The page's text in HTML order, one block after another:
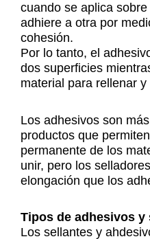
cuando se aplica
adhiere a otra por
cohesión.
Por lo tanto, el
dos superficies
material para rellenar
Los adhesivos son
productos que
permanente de los
unir, pero los
elongación que los
Tipos de adhesivos y
Los sellantes y